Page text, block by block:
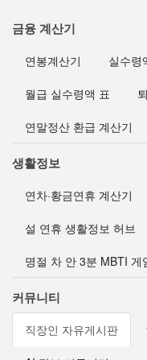
금융 계산기
연봉계산기 실수령
월급 실수령액 표
연말정산 환급 계산기
생활정보
연차·황금연휴 계산기
설 연휴 생활정보 허브
명절 차 안 3분 MBTI 게
커뮤니티
직장인 자유게시판